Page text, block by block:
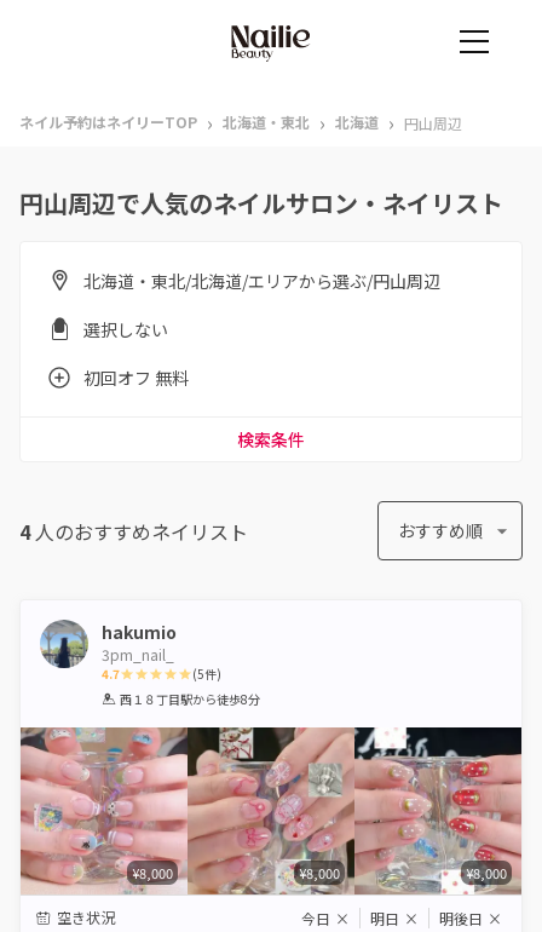
ネイル予約はネイリーTOP › 北海道・東北 › 北海道 › 円山周辺
円山周辺で人気のネイルサロン・ネイリスト
北海道・東北/北海道/エリアから選ぶ/円山周辺
選択しない
初回オフ 無料
検索条件
4人のおすすめネイリスト おすすめ順
hakumio
3pm_nail_
4.7
1 2 3 4 5
(5件)
西１８丁目駅から徒歩8分
¥8,000 ¥8,000 ¥8,000
空き状況 今日 × 明日 × 明後日 ×